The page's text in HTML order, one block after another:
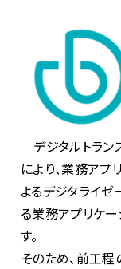
デジタルトラン
により、業務アプ
よるデジタライ
る業務アプリケ
す。
そのため、前工